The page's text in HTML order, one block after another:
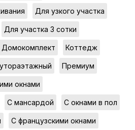
Для узкого участка
Для участка 3 сотки
Домокомплект Коттедж
Премиум
окнами
С мансардой С окнами в пол
С французскими окнами